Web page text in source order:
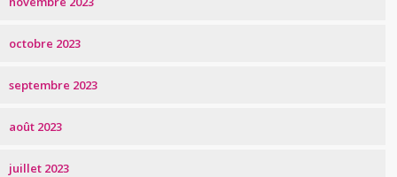
octobre 2023
septembre 2023
août 2023
juillet 2023